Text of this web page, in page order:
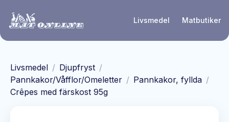
Livsmedel Matbutiker
Livsmedel / Djupfryst /
Pannkakor/Våfflor/Omeletter / Pannkakor, fyllda /
Crêpes med färskost 95g